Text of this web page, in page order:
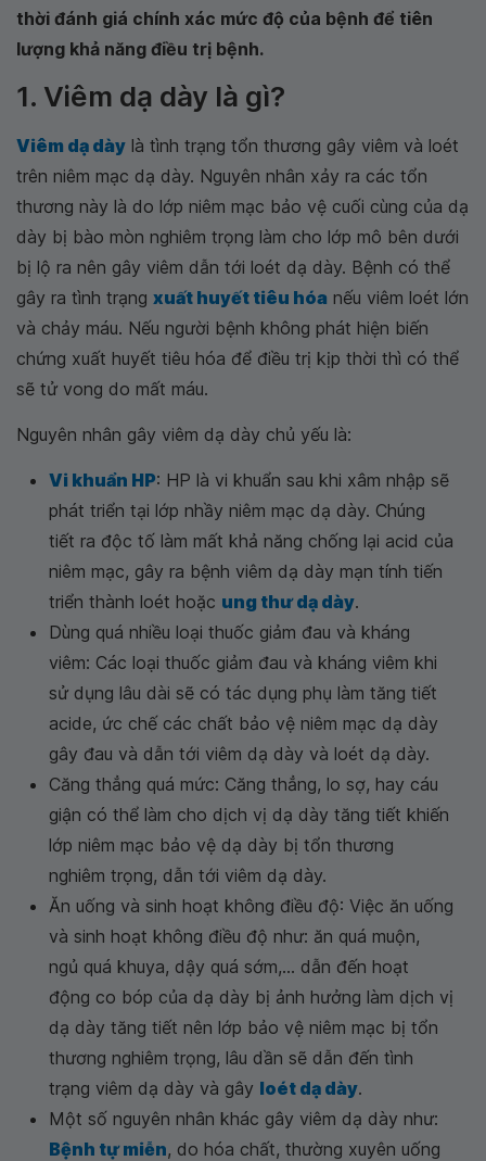
thời đánh giá chính xác mức độ của bệnh để tiên
lượng khả năng điều trị bệnh.
1. Viêm dạ dày là gì?
Viêm dạ dày là tình trạng tổn thương gây viêm và loét
trên niêm mạc dạ dày. Nguyên nhân xảy ra các tổn
thương này là do lớp niêm mạc bảo vệ cuối cùng của dạ
dày bị bào mòn nghiêm trọng làm cho lớp mô bên dưới
bị lộ ra nên gây viêm dẫn tới loét dạ dày. Bệnh có thể
gây ra tình trạng xuất huyết tiêu hóa nếu viêm loét lớn
và chảy máu. Nếu người bệnh không phát hiện biến
chứng xuất huyết tiêu hóa để điều trị kịp thời thì có thể
sẽ tử vong do mất máu.
Nguyên nhân gây viêm dạ dày chủ yếu là:
Vi khuẩn HP: HP là vi khuẩn sau khi xâm nhập sẽ
phát triển tại lớp nhầy niêm mạc dạ dày. Chúng
tiết ra độc tố làm mất khả năng chống lại acid của
niêm mạc, gây ra bệnh viêm dạ dày mạn tính tiến
triển thành loét hoặc ung thư dạ dày.
Dùng quá nhiều loại thuốc giảm đau và kháng
viêm: Các loại thuốc giảm đau và kháng viêm khi
sử dụng lâu dài sẽ có tác dụng phụ làm tăng tiết
acide, ức chế các chất bảo vệ niêm mạc dạ dày
gây đau và dẫn tới viêm dạ dày và loét dạ dày.
Căng thẳng quá mức: Căng thẳng, lo sợ, hay cáu
giận có thể làm cho dịch vị dạ dày tăng tiết khiến
lớp niêm mạc bảo vệ dạ dày bị tổn thương
nghiêm trọng, dẫn tới viêm dạ dày.
Ăn uống và sinh hoạt không điều độ: Việc ăn uống
và sinh hoạt không điều độ như: ăn quá muộn,
ngủ quá khuya, dậy quá sớm,... dẫn đến hoạt
động co bóp của dạ dày bị ảnh hưởng làm dịch vị
dạ dày tăng tiết nên lớp bảo vệ niêm mạc bị tổn
thương nghiêm trọng, lâu dần sẽ dẫn đến tình
trạng viêm dạ dày và gây loét dạ dày.
Một số nguyên nhân khác gây viêm dạ dày như:
Bệnh tự miễn, do hóa chất, thường xuyên uống